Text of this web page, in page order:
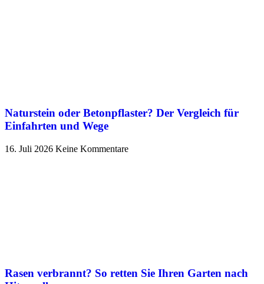
Naturstein oder Betonpflaster? Der Vergleich für
Einfahrten und Wege
16. Juli 2026 Keine Kommentare
Rasen verbrannt? So retten Sie Ihren Garten nach